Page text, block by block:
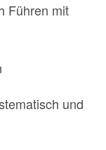
Führen mit
und